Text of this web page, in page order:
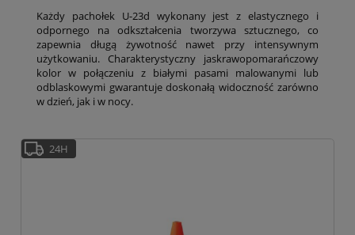
Każdy pachołek U-23d wykonany jest z elastycznego i
odpornego na odkształcenia tworzywa sztucznego, co
zapewnia długą żywotność nawet przy intensywnym
użytkowaniu. Charakterystyczny jaskrawopomarańczowy
kolor w połączeniu z białymi pasami malowanymi lub
odblaskowymi gwarantuje doskonałą widoczność zarówno
w dzień, jak i w nocy.
24H